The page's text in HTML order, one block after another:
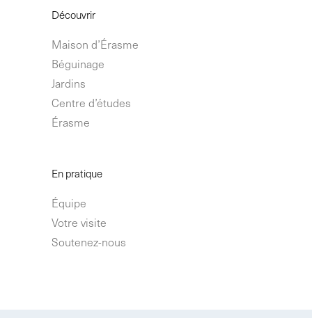
Découvrir
Maison d’Érasme
Béguinage
Jardins
Centre d’études
Érasme
En pratique
Équipe
Votre visite
Soutenez-nous